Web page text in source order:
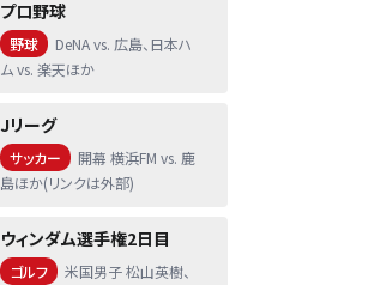
プロ野球
野球
DeNA vs. 広島、日本ハ
ム vs. 楽天ほか
Jリーグ
サッカー
開幕 横浜FM vs. 鹿
島ほか(リンクは外部)
ウィンダム選手権2日目
ゴルフ
米国男子 松山英樹、